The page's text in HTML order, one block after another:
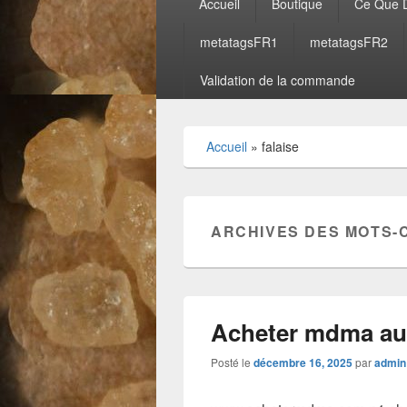
principal
metatagsFR1 metatagsFR2
Validation de la commande
Accueil » falaise
ARCHIVES DES MOTS-
Acheter mdma
Posté le décembre 16, 2025paradmin